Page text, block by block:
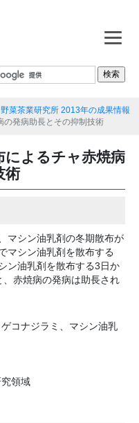
野菜茶業研究所 2013年の成果情報
の発病助長とその抑制技術
によるチャ赤焼病
術
マシン油乳剤の冬期散布が
マシン油乳剤を散布する
ン油乳剤を散布する3日か
赤焼病の発病は助長され
コナジラミ、マシン油乳
領域